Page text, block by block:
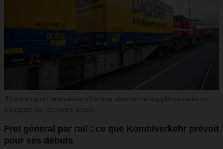
Fret général par rail : ce que Kombiverkehr prévoit
pour ses débuts